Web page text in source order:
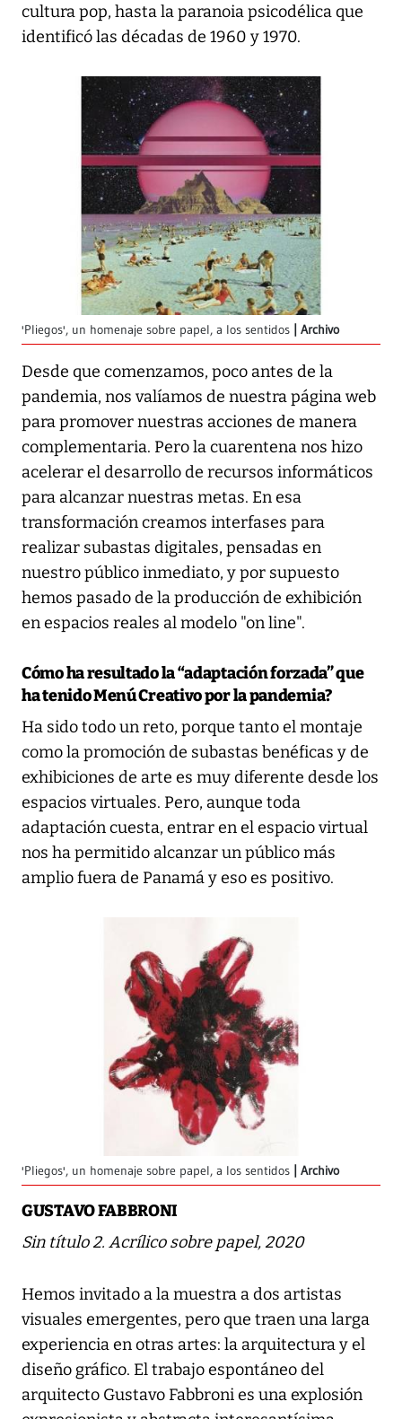
cultura pop, hasta la paranoia psicodélica que
identificó las décadas de 1960 y 1970.
'Pliegos', un homenaje sobre papel, a los sentidos Archivo
Desde que comenzamos, poco antes de la
pandemia, nos valíamos de nuestra página web
para promover nuestras acciones de manera
complementaria. Pero la cuarentena nos hizo
acelerar el desarrollo de recursos informáticos
para alcanzar nuestras metas. En esa
transformación creamos interfases para
realizar subastas digitales, pensadas en
nuestro público inmediato, y por supuesto
hemos pasado de la producción de exhibición
en espacios reales al modelo "on line".
Cómo ha resultado la “adaptación forzada” que
ha tenido Menú Creativo por la pandemia?
Ha sido todo un reto, porque tanto el montaje
como la promoción de subastas benéficas y de
exhibiciones de arte es muy diferente desde los
espacios virtuales. Pero, aunque toda
adaptación cuesta, entrar en el espacio virtual
nos ha permitido alcanzar un público más
amplio fuera de Panamá y eso es positivo.
'Pliegos', un homenaje sobre papel, a los sentidos Archivo
GUSTAVO FABBRONI
Sin título 2. Acrílico sobre papel, 2020
Hemos invitado a la muestra a dos artistas
visuales emergentes, pero que traen una larga
experiencia en otras artes: la arquitectura y el
diseño gráfico. El trabajo espontáneo del
arquitecto Gustavo Fabbroni es una explosión